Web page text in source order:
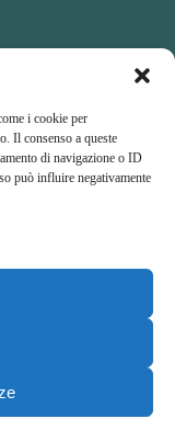
i cookie per
Il consenso a queste
di navigazione o ID
può influire negativamente
Jacu